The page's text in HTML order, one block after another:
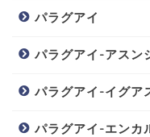
パラグアイ
パラグアイ-アスン
パラグアイ-イグア
パラグアイ-エンカ